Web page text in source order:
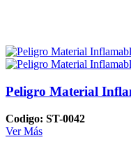
Peligro Material
Codigo: ST-0042
Ver Más